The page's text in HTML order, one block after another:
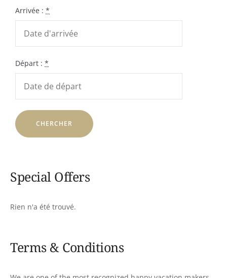
Arrivée : *
Départ : *
Special Offers
Rien n'a été trouvé.
Terms & Conditions